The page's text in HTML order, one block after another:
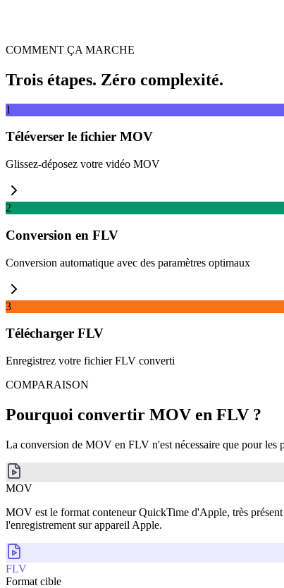
COMMENT ÇA MARCHE
Trois étapes. Zéro complexité.
1
Téléverser le fichier MOV
Glissez-déposez votre vidéo MOV
2
Conversion en FLV
Conversion automatique avec des paramètres optimaux
3
Télécharger FLV
Enregistrez votre fichier FLV converti
COMPARAISON
Pourquoi convertir MOV en FLV ?
La conversion de MOV en FLV n'est nécessaire que pour les
MOV
MOV est le format conteneur QuickTime d'Apple, très
l'enregistrement sur appareil Apple.
FLV
Format cible